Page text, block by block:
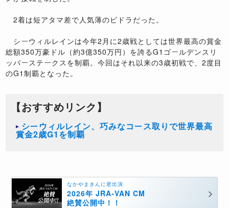
2着は短アタマ差で人気薄のビドラだった。
シーウィルレインは今年2月に2歳戦としては世界最高の賞金
総額350万豪ドル（約3億350万円）を誇るG1ゴールデンスリ
ッパーステークスを制覇。今回はそれ以来の3歳初戦で、2度目
のG1制覇となった。
【おすすめリンク】
シーウィルレイン、巧みなコース取りで世界最高
賞金2歳G1を制覇
なかやまきんに君出演
2026年 JRA-VAN CM
絶賛公開中！！